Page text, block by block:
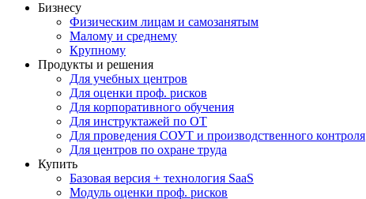
Бизнесу
Физическим лицам и самозанятым
Малому и среднему
Крупному
Продукты и решения
Для учебных центров
Для оценки проф. рисков
Для корпоративного обучения
Для инструктажей по ОТ
Для проведения СОУТ и производственного контроля
Для центров по охране труда
Купить
Базовая версия + технология SaaS
Модуль оценки проф. рисков